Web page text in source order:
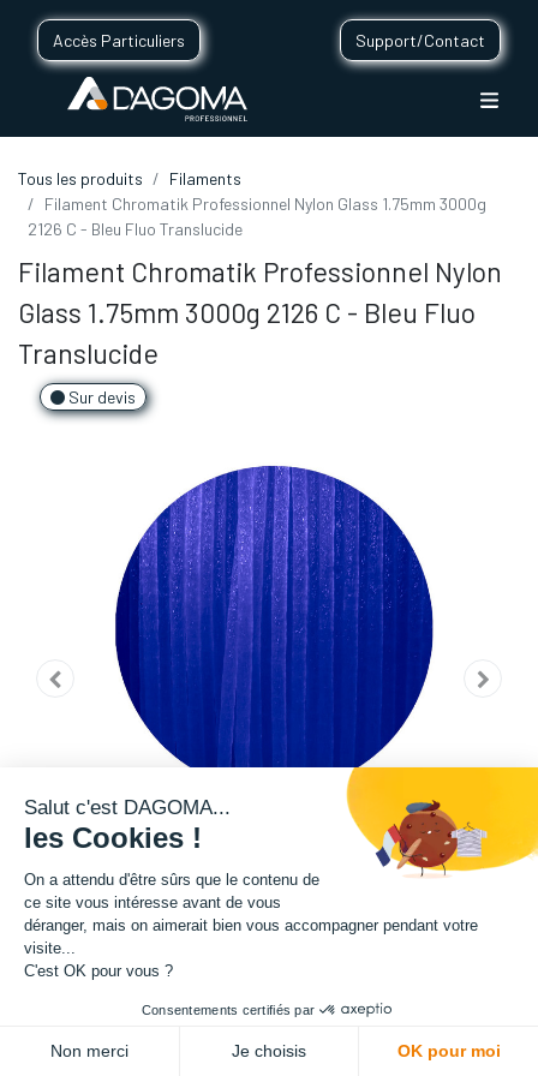
Accès Particuliers Support/Contact
Tous les produits
Filaments
Filament Chromatik Professionnel Nylon Glass 1.75mm 3000g
2126 C - Bleu Fluo Translucide
Filament Chromatik Professionnel Nylon
Glass 1.75mm 3000g 2126 C - Bleu Fluo
Translucide
Sur devis
Cette bobine de filament de la teinte Pantone 2126 C fait partie de notre
composition, ce filament présente une exceptionnelle qualité en terme de
Salut c'est DAGOMA...
les Cookies !
On a attendu d'être sûrs que le contenu de
ce site vous intéresse avant de vous
déranger, mais on aimerait bien vous accompagner pendant votre
visite...
C'est OK pour vous ?
Consentements certifiés par
Non merci Je choisis OK pour moi